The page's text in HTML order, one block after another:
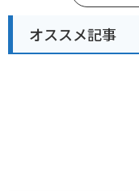
オススメ記事